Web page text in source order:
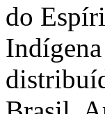
do